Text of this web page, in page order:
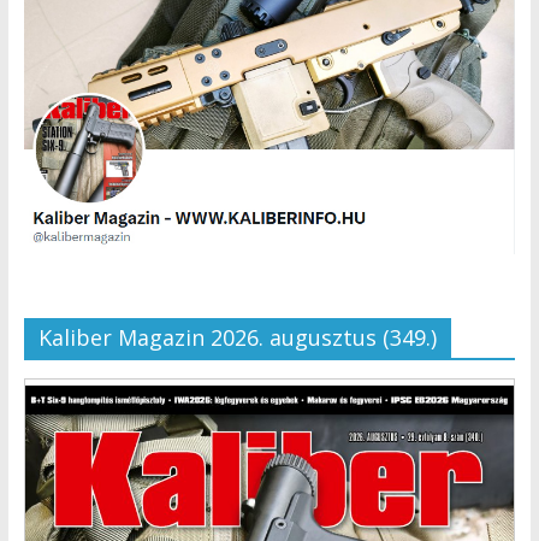
Kaliber Magazin 2026. augusztus (349.)